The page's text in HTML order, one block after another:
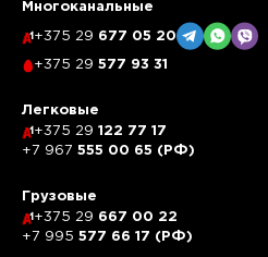
Многоканальные
+375 29 677 05 20
+375 29 577 93 31
Легковые
+375 29 122 77 17
+7 967 555 00 65 (РФ)
Грузовые
+375 29 667 00 22
+7 995 577 66 17 (РФ)